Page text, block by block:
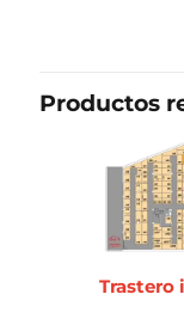
Productos
Trastero